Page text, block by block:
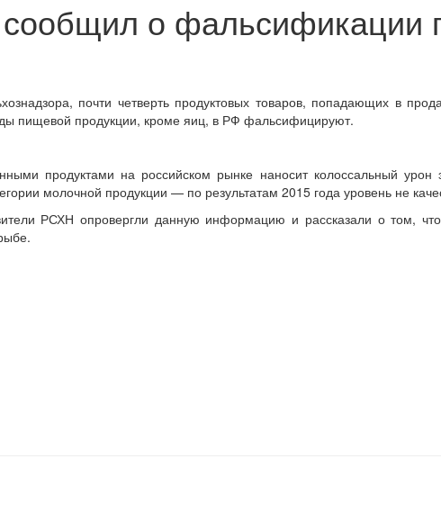
о фальсификации
почти четверть продуктовых товаров, попадающих в
пищевой продукции, кроме яиц, в РФ фальсифицируют.
продуктами на российском рынке наносит колоссальный
молочной продукции — по результатам 2015 года уровень не
РСХН опровергли данную информацию и рассказали о том,